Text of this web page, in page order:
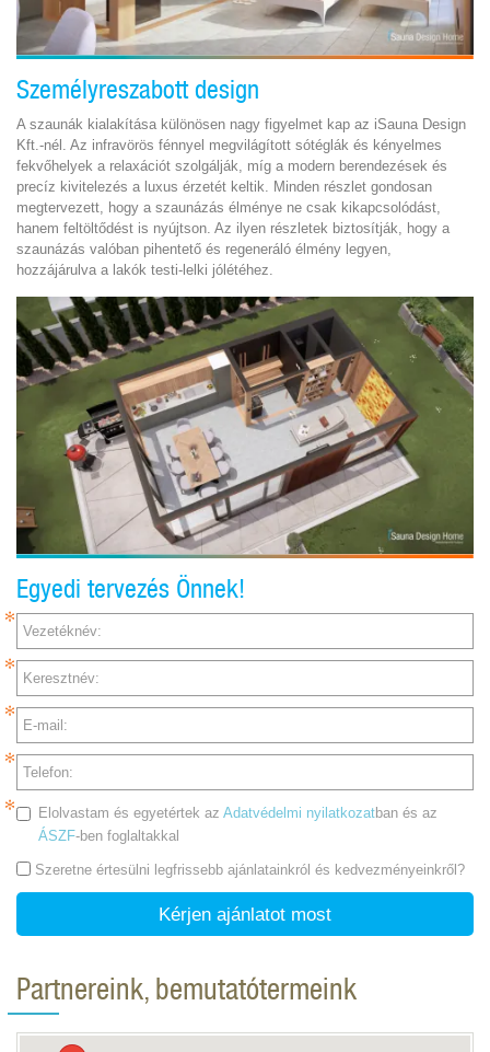
Személyreszabott design
A szaunák kialakítása különösen nagy figyelmet kap az iSauna Design
Kft.-nél. Az infravörös fénnyel megvilágított sótéglák és kényelmes
fekvőhelyek a relaxációt szolgálják, míg a modern berendezések és
precíz kivitelezés a luxus érzetét keltik. Minden részlet gondosan
megtervezett, hogy a szaunázás élménye ne csak kikapcsolódást,
hanem feltöltődést is nyújtson. Az ilyen részletek biztosítják, hogy a
szaunázás valóban pihentető és regeneráló élmény legyen,
hozzájárulva a lakók testi-lelki jólétéhez.
Egyedi tervezés Önnek!
Vezetéknév:
Keresztnév:
E-mail:
Telefon:
Elolvastam és egyetértek az Adatvédelmi nyilatkozatban és az
ÁSZF-ben foglaltakkal
Szeretne értesülni legfrissebb ajánlatainkról és kedvezményeinkről?
Kérjen ajánlatot most
Partnereink, bemutatótermeink